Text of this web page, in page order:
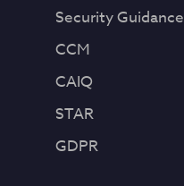
Security Guidance
CCM
CAIQ
STAR
GDPR